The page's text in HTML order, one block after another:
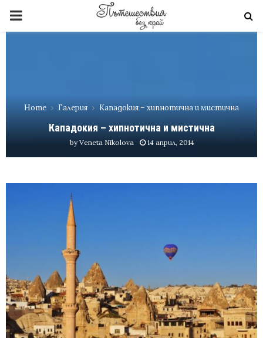
PRIMARY
Home Галерия Кападокия – хипнотична и мистична
Кападокия – хипнотична и мистична
byVeneta Nikolova 14 април, 2014